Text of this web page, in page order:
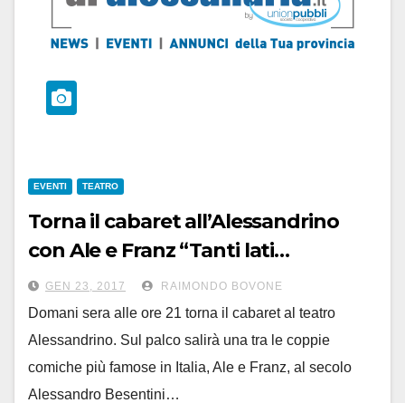
EVENTI TEATRO
Torna il cabaret all’Alessandrino
con Ale e Franz “Tanti lati…
LATITANTI”
GEN 23, 2017 RAIMONDO BOVONE
Domani sera alle ore 21 torna il cabaret al teatro
Alessandrino. Sul palco salirà una tra le coppie
comiche più famose in Italia, Ale e Franz, al secolo
Alessandro Besentini…